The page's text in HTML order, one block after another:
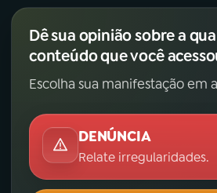
Dê sua opinião sobre a
conteúdo que você
Escolha sua manifestação em
DENÚNCIA
Relate irregularidades.